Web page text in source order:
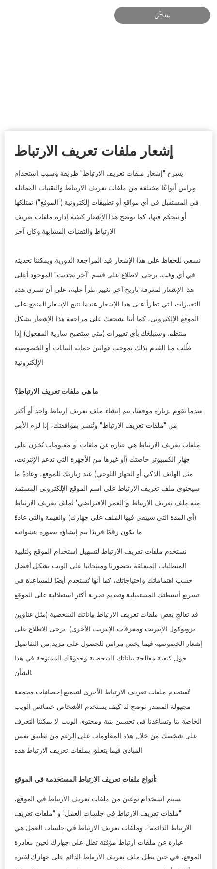
سجّل
إشعار ملفات تعريف الارتباط
يشرح "إشعار ملفات تعريف الارتباط" طريقة وسبب استخدام
مِراس أنواعًا مختلفة من ملفات تعريف الارتباط والتقنيات المماثلة
في المستقبل في أي مواقع أو تطبيقات إلكترونية ("الموقع") نمتلكها
أو نتحكم فيها، كما يوضح هذا الإشعار كيفية إدارة ملفات تعريف
الارتباط والتقنيات المشابهة.وكان آخر
نسعى للحفاظ على هذا الإشعار قيد المراجعة الدورية ويمكننا تحديثه
في أي وقت. يرجى الاطلاع على قسم "آخر تحديث" الموجود أعلى
هذا الإشعار لمعرفة تاريخ آخر تغيير طرأ عليه، على أن تسري هذه
التغييرات التي تطرأ على هذا الإشعار عندما نتيح الإشعار المنقح على
الموقع الإلكتروني، كما أننا نشجعك على مراجعة هذا الإشعار بشكل
منتظم. وسنبلغك بأي تغييرات (متى ستصبح سارية المفعول) إذا
طُلب منا القيام بذلك بموجب قوانين حماية البيانات أو الخصوصية
الإلكترونية.
ما هي ملفات تعريف الارتباط؟
عندما تقوم بزيارة موقعنا، يتم إنشاء ملف تعريف ارتباط واحد أو أكثر
من "ملفات تعريف الارتباط" وتُنشر بموافقتك، إذا لزم الأمر.
ملفات تعريف الارتباط هي عبارة عن ملفات أو معلومات تُخزن على
جهاز الكمبيوتر خاصتك (أو غيرها من الأجهزة التي تدعم الإنترنت،
مثل الهاتف الذكي أو الجهاز اللوحي) عند زيارتك للموقع، وعادةً ما
سيحتوي ملف تعريف الارتباط على اسم الموقع الإلكتروني المستمد
منه ملف تعريف الارتباط و"العمر الافتراضي" لملف تعريف الارتباط
(أي المدة التي سيبقى فيها الملف على جهازك) والقيمة والتي عادةً
ما تكون رقمًا فريدًا يتم إنشاؤه بصورة عشوائية.
نستخدم ملفات تعريف الارتباط لتسهيل استخدام الموقع ولتلبية
المتطلبات المتعلقة بحضورنا ومنتجاتنا على الويب بشكل أفضل
حسب اهتماماتك واحتياجاتك، كما أنها تُستخدم أيضًا للمساعدة في
تسريع أنشطتك المستقبلية وتقديم تجربة أكثر استقلالية على الموقع.
قد تعالج بعض ملفات تعريف الارتباط بياناتك الشخصية (مثل عناوين
بروتوكول الإنترنت ومعرفات الإنترنت الأخرى). يرجى الاطلاع على
إشعار الخصوصية فيما يخص مِراس للحصول على مزيد من التفاصيل
حول كيفية معالجة بياناتك الشخصية وحقوقك الممنوحة في هذا
الشأن.
تُستخدم ملفات تعريف الارتباط الأخرى لتجميع إحصائيات مجمعة
مجهولة المصدر توضح لنا كيف يستخدم الأشخاص خصائص الويب
الخاصة بنا وتساعدنا في تحسين بنية ومحتوى الويب. لا يمكننا التعرف
على شخصك من خلال هذه المعلومات على الرغم من تطبيق نفس
المبادئ فيما يتعلق بملفات تعريف الارتباط هذه.
أنواع ملفات تعريف الارتباط المستخدمة في الموقع:
سيتم استخدام نوعين من ملفات تعريف الارتباط في الموقع،
"ملفات تعريف الارتباط في جلسات العمل" و "ملفات تعريف
الارتباط الدائمة"، وملفات تعريف الارتباط في جلسات العمل هي
عبارة عن ملفات ارتباط مؤقتة تظل على جهازك لحين مغادرة
الموقع، في حين يظل ملف تعريف الارتباط الدائم على جهازك لفترة